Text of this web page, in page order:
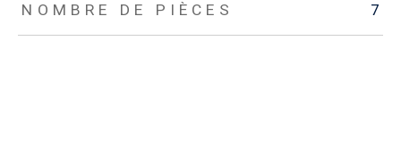
NOMBRE DE PIÈCES 7